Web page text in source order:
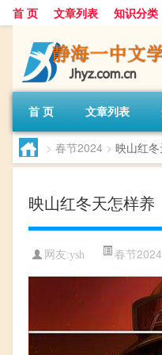
首 页 文章列表 知识分类
首 页 文章列表
> 春节2024 > 映山红
映山红冬天怎样养
网友:ysh 春节2024